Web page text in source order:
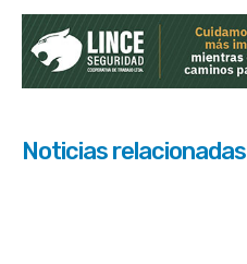
Noticias relacionadas